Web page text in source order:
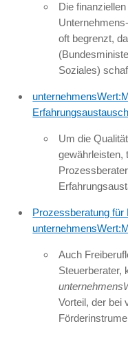
Die
oft begrenzt,
Soziales)
Um die
gewährleisten,
Prozessberatung für
Auch
Steuerberater,
Vorteil, der bei